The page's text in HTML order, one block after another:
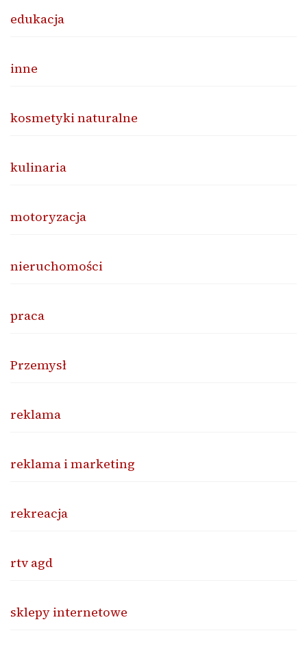
edukacja
inne
kosmetyki naturalne
kulinaria
motoryzacja
nieruchomości
praca
Przemysł
reklama
reklama i marketing
rekreacja
rtv agd
sklepy internetowe